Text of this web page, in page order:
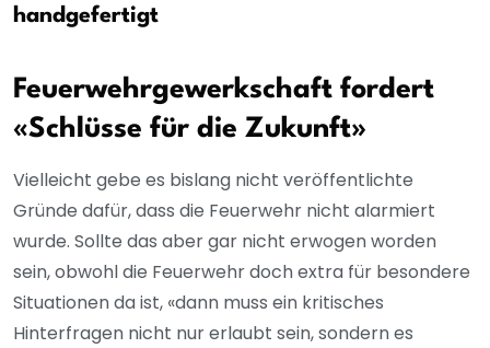
handgefertigt
Feuerwehrgewerkschaft fordert
«Schlüsse für die Zukunft»
Vielleicht gebe es bislang nicht veröffentlichte
Gründe dafür, dass die Feuerwehr nicht alarmiert
wurde. Sollte das aber gar nicht erwogen worden
sein, obwohl die Feuerwehr doch extra für besondere
Situationen da ist, «dann muss ein kritisches
Hinterfragen nicht nur erlaubt sein, sondern es